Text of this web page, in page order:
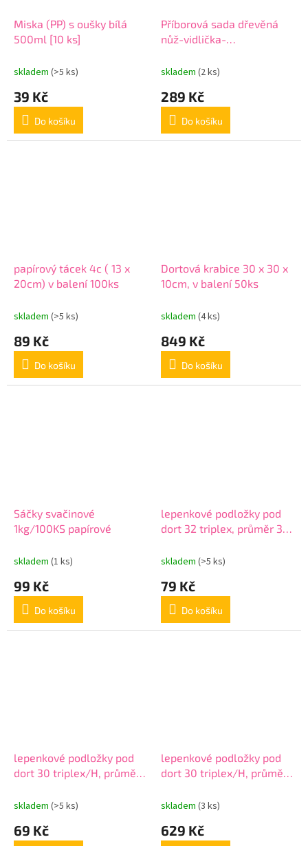
Miska (PP) s oušky bílá
500ml [10 ks]
skladem (>5 ks)
39 Kč
Do košíku
Příborová sada dřevěná
nůž-vidlička-
skladem (2 ks)
289 Kč
Do košíku
papírový tácek 4c ( 13 x
20cm) v balení 100ks
skladem (>5 ks)
89 Kč
Do košíku
Dortová krabice 30 x 30 x
10cm, v balení 50ks
skladem (4 ks)
849 Kč
Do košíku
Sáčky svačinové
1kg/100KS papírové
skladem (1 ks)
99 Kč
Do košíku
lepenkové podložky pod
dort 32 triplex, průměr 32
skladem (>5 ks)
79 Kč
Do košíku
lepenkové podložky pod
dort 30 triplex/H, průměr
skladem (>5 ks)
69 Kč
lepenkové podložky pod
dort 30 triplex/H, průměr
skladem (3 ks)
629 Kč